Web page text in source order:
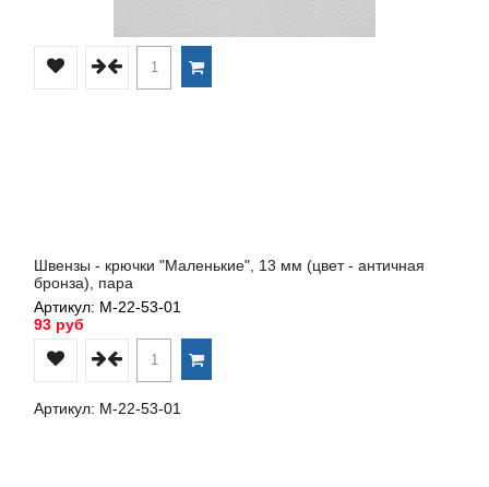
Швензы - крючки "Маленькие", 13 мм (цвет - античная
бронза), пара
Артикул: М-22-53-01
93 руб
Артикул: М-22-53-01